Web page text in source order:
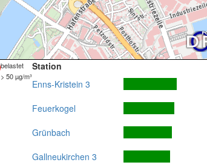
belastet
> 50 µg/m³
Station
Enns-Kristein 3
Feuerkogel
Grünbach
Gallneukirchen 3